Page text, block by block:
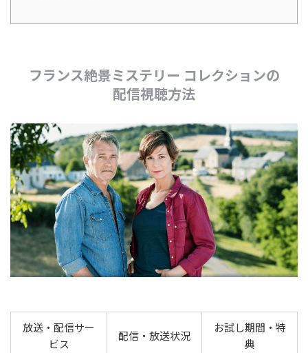
フランス絶景ミステリー コレクションの
配信視聴方法
放送・配信サー
ビス
配信・放送状況
お試し期間・特
典